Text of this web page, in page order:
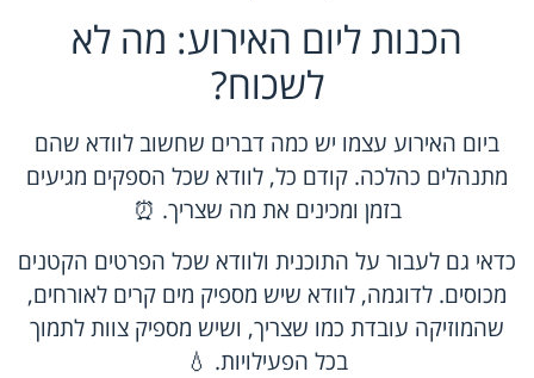
הכנות ליום האירוע: מה לא
לשכוח?
ביום האירוע עצמו יש כמה דברים שחשוב לוודא שהם
מתנהלים כהלכה. קודם כל, לוודא שכל הספקים מגיעים
בזמן ומכינים את מה שצריך. ⏰
כדאי גם לעבור על התוכנית ולוודא שכל הפרטים הקטנים
מכוסים. לדוגמה, לוודא שיש מספיק מים קרים לאורחים,
שהמוזיקה עובדת כמו שצריך, ושיש מספיק צוות לתמוך
בכל הפעילויות. 💧